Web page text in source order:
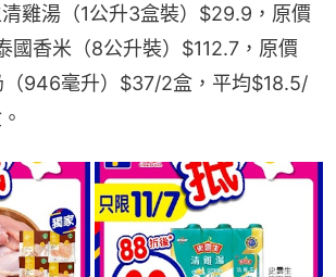
雞湯（1公升3盒裝）$29.9，原價
國香米（8公升裝）$112.7，原價
（946毫升）$37/2盒，平均$18.5/